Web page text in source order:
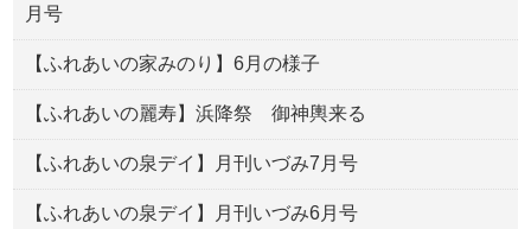
月号
【ふれあいの家みのり】6月の様子
【ふれあいの麗寿】浜降祭 御神輿来る
【ふれあいの泉デイ】月刊いづみ7月号
【ふれあいの泉デイ】月刊いづみ6月号